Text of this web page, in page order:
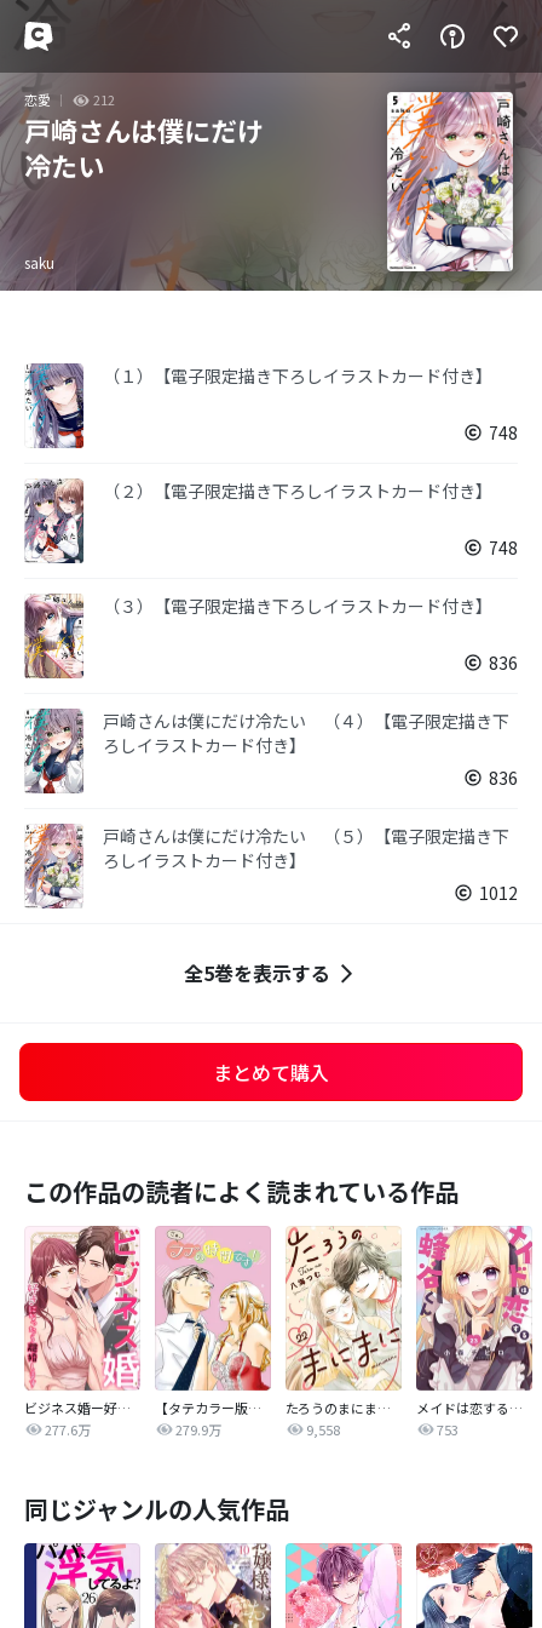
恋愛 212
戸崎さんは僕にだけ
冷たい
saku
（１）【電子限定描き下ろしイラストカード付き】
748
（２）【電子限定描き下ろしイラストカード付き】
748
（３）【電子限定描き下ろしイラストカード付き】
836
戸崎さんは僕にだけ冷たい （４）【電子限定描き下
ろしイラストカード付き】
836
戸崎さんは僕にだけ冷たい （５）【電子限定描き下
ろしイラストカード付き】
1012
全5巻を表示する
まとめて購入
この作品の読者によく読まれている作品
ビジネス婚ー好きになったら離婚しますー
277.6万
【タテカラー版】さぁ、ラブの時間です！
279.9万
たろうのまにまに【単話】
9,558
メイドは恋する蜂谷くん【マイクロ】
753
同じジャンルの人気作品